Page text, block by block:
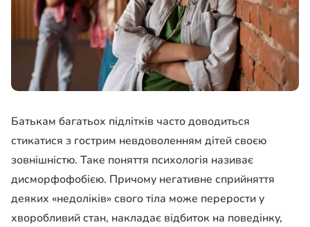
Батькам багатьох підлітків часто доводиться
стикатися з гострим невдоволенням дітей своєю
зовнішністю. Таке поняття психологія називає
дисморфофобією. Причому негативне сприйняття
деяких «недоліків» свого тіла може перерости у
хворобливий стан, накладає відбиток на поведінку,